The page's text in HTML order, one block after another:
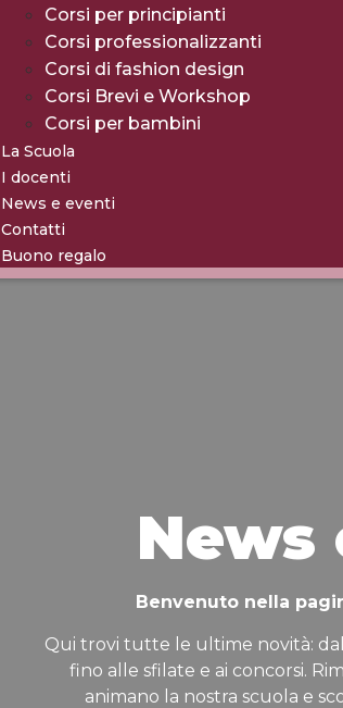
Corsi per principianti
Corsi professionalizzanti
Corsi di fashion design
Corsi Brevi e Workshop
Corsi per bambini
La Scuola
I docenti
News e eventi
Contatti
Buono regalo
News
Benvenuto nella
Qui trovi tutte le ultime novità:
fino alle sfilate e ai concorsi.
animano la nostra scuola e